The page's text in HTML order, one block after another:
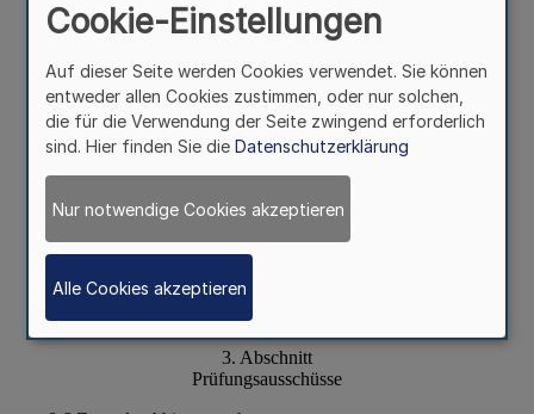
Cookie-Einstellungen
Auf dieser Seite werden Cookies verwendet. Sie können
entweder allen Cookies zustimmen, oder nur solchen,
die für die Verwendung der Seite zwingend erforderlich
sind. Hier finden Sie die Datenschutzerklärung
Nur notwendige Cookies akzeptieren
Alle Cookies akzeptieren